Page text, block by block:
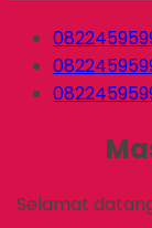
Selamat